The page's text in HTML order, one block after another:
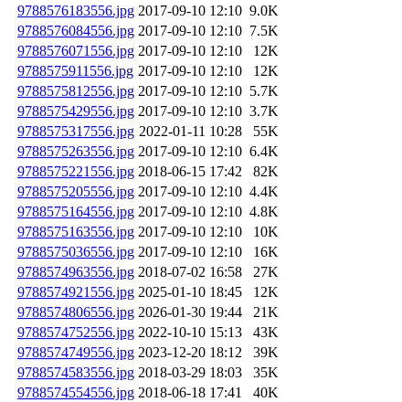
9788576183556.jpg 2017-09-10 12:10 9.0K
9788576084556.jpg 2017-09-10 12:10 7.5K
9788576071556.jpg 2017-09-10 12:10
12K
9788575911556.jpg 2017-09-10 12:10
12K
9788575812556.jpg 2017-09-10 12:10 5.7K
9788575429556.jpg 2017-09-10 12:10 3.7K
9788575317556.jpg 2022-01-11 10:28
55K
9788575263556.jpg 2017-09-10 12:10 6.4K
9788575221556.jpg 2018-06-15 17:42
82K
9788575205556.jpg 2017-09-10 12:10 4.4K
9788575164556.jpg 2017-09-10 12:10 4.8K
9788575163556.jpg 2017-09-10 12:10
10K
9788575036556.jpg 2017-09-10 12:10
16K
9788574963556.jpg 2018-07-02 16:58
27K
9788574921556.jpg 2025-01-10 18:45
12K
9788574806556.jpg 2026-01-30 19:44
21K
9788574752556.jpg 2022-10-10 15:13
43K
9788574749556.jpg 2023-12-20 18:12
39K
9788574583556.jpg 2018-03-29 18:03
35K
9788574554556.jpg 2018-06-18 17:41
40K